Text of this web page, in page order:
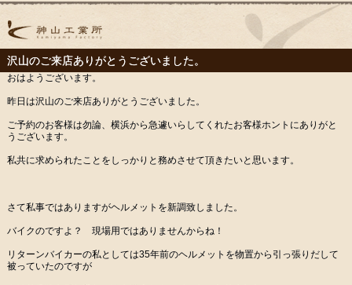
沢山のご来店ありがとうございました。
おはようございます。
昨日は沢山のご来店ありがとうございました。
ご予約のお客様は勿論、横浜から急遽いらしてくれたお客様ホントにありがと
うございます。
私共に求められたことをしっかりと務めさせて頂きたいと思います。
さて私事ではありますがヘルメットを新調致しました。
バイクのですよ？ 現場用ではありませんからね！
リターンバイカーの私としては35年前のヘルメットを物置から引っ張りだして
被っていたのですが